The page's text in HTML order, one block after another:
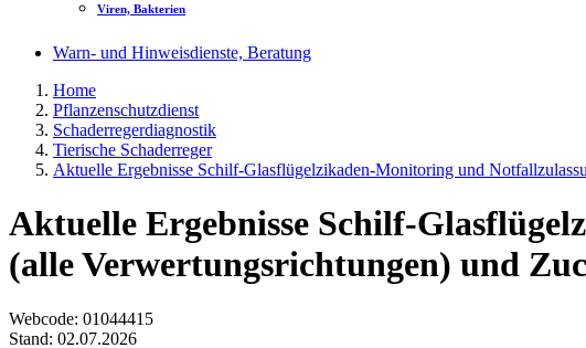
Viren, Bakterien
Warn- und Hinweisdienste, Beratung
Home
Pflanzenschutzdienst
Schaderregerdiagnostik
Tierische Schaderreger
Aktuelle Ergebnisse Schilf-Glasflügelzikaden-Monitoring und
Aktuelle Ergebnisse Schilf-
(alle Verwertungsrichtungen) und
Webcode: 01044415
Stand: 02.07.2026